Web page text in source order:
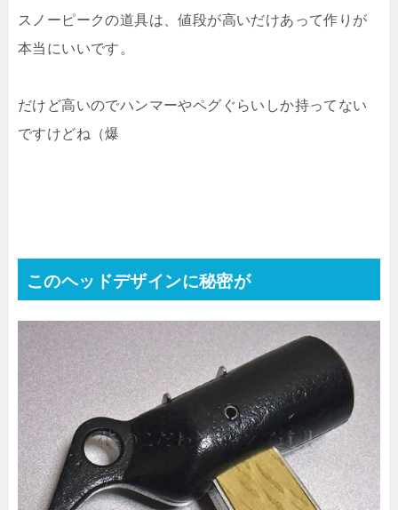
スノーピークの道具は、値段が高いだけあって作りが
本当にいいです。
だけど高いのでハンマーやペグぐらいしか持ってない
ですけどね（爆
このヘッドデザインに秘密が